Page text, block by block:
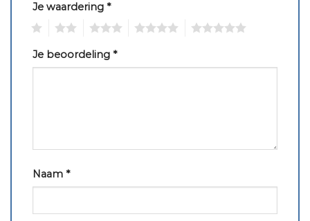
Je waardering *
Je beoordeling *
Naam *